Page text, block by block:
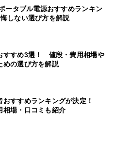
ータブル電源おすすめランキン
しない選び方を解説
すすめ3選！ 値段・費用相場や
めの選び方を解説
おすすめランキングが決定！
相場・口コミも紹介